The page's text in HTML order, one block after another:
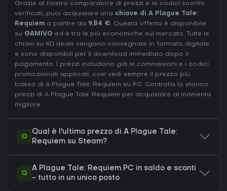
Grazie al nostro comparatore di prezzi e ai codici sconto
verificati, puoi acquistare una chiave di A Plague Tale:
Requiem a partire da 9,84 €. Questa offerta è disponibile
su GAMIVO ed è tra le più economiche sul mercato. Tutte le
chiavi su XD.deals vengono consegnate in formato digitale
e sono disponibili per il download immediato dopo il
pagamento. I prezzi includono già le commissioni e i codici
promozionali applicati, così vedi sempre il prezzo più
basso di A Plague Tale: Requiem su PC. Controlla lo storico
prezzi di A Plague Tale: Requiem per acquistare al momento
migliore.
Q
Qual è l'ultimo prezzo di A Plague Tale:
Requiem su Steam?
Q
A Plague Tale: Requiem PC in saldo e sconti
- tutto in un unico posto